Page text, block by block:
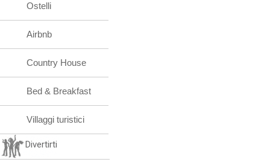
Ostelli
Airbnb
Country House
Bed & Breakfast
Villaggi turistici
Divertirti